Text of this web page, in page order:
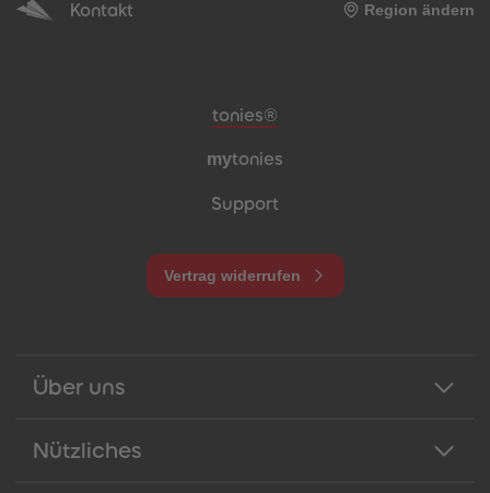
Kontakt Region ändern
Meta-Navigation Footer
tonies®
mytonies
Support
Vertrag widerrufen
Über uns
Nützliches